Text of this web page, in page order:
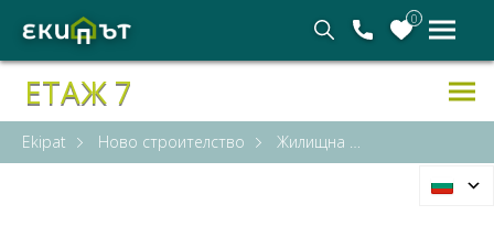
0
ЕТАЖ 7
Ekipat Ново строителство Жилищна сграда Rodina